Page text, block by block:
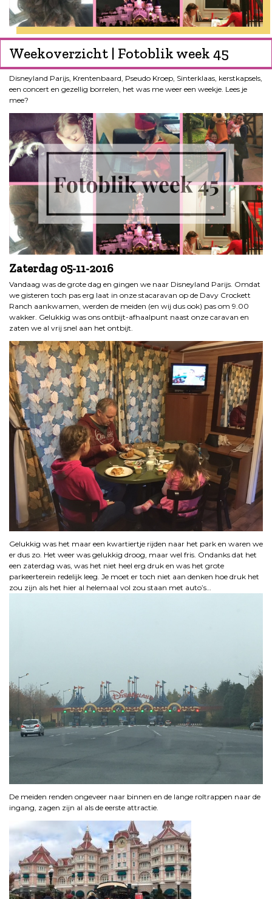
Weekoverzicht | Fotoblik week 45
Disneyland Parijs, Krentenbaard, Pseudo Kroep, Sinterklaas, kerstkapsels,
een concert en gezellig borrelen, het was me weer een weekje. Lees je
mee?
Zaterdag 05-11-2016
Vandaag was de grote dag en gingen we naar Disneyland Parijs. Omdat
we gisteren toch pas erg laat in onze stacaravan op de Davy Crockett
Ranch aankwamen, werden de meiden (en wij dus ook) pas om 9.00
wakker. Gelukkig was ons ontbijt-afhaalpunt naast onze caravan en
zaten we al vrij snel aan het ontbijt.
Gelukkig was het maar een kwartiertje rijden naar het park en waren we
er dus zo. Het weer was gelukkig droog, maar wel fris. Ondanks dat het
een zaterdag was, was het niet heel erg druk en was het grote
parkeerterein redelijk leeg. Je moet er toch niet aan denken hoe druk het
zou zijn als het hier al helemaal vol zou staan met auto’s…
De meiden renden ongeveer naar binnen en de lange roltrappen naar de
ingang, zagen zijn al als de eerste attractie.